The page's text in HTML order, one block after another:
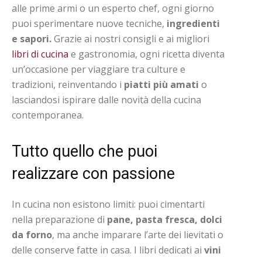
alle prime armi o un esperto chef, ogni giorno
puoi sperimentare nuove tecniche, ingredienti
e sapori.Grazie ai nostri consigli e ai migliori
libri di cucina e gastronomia, ogni ricetta diventa
un’occasione per viaggiare tra culture e
tradizioni, reinventando i piatti più amati o
lasciandosi ispirare dalle novità della cucina
contemporanea.
Tutto quello che puoi
realizzare con passione
In cucina non esistono limiti: puoi cimentarti
nella preparazione di pane, pasta fresca, dolci
da forno, ma anche imparare l’arte dei lievitati o
delle conserve fatte in casa. I libri dedicati ai vini